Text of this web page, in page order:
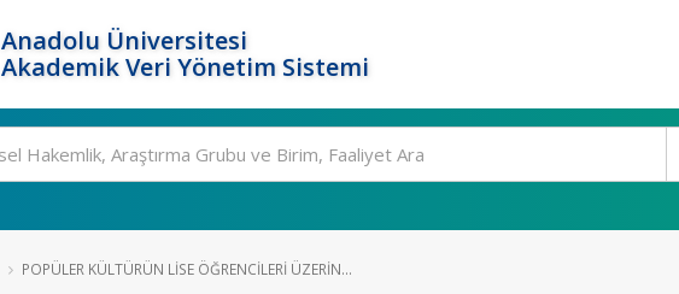
Anadolu Üniversitesi
Akademik Veri Yönetim Sistemi
POPÜLER KÜLTÜRÜN LISE ÖĞRENCILERI ÜZERIN...